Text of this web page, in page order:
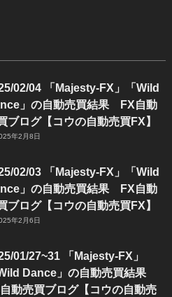
02/04 「Majesty-FX」「Wild
」の自動売買結果 FX自動
ブログ【コウの自動売買FX】
年2月8日
02/03 「Majesty-FX」「Wild
」の自動売買結果 FX自動
ブログ【コウの自動売買FX】
年2月6日
01/27~31 「Majesty-FX」
Wild Dance」の自動売買結果
動売買ブログ【コウの自動売